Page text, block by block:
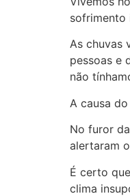
sofrimento
As chuvas
pessoas e
não
A causa
No furor
alertaram
É certo
clima